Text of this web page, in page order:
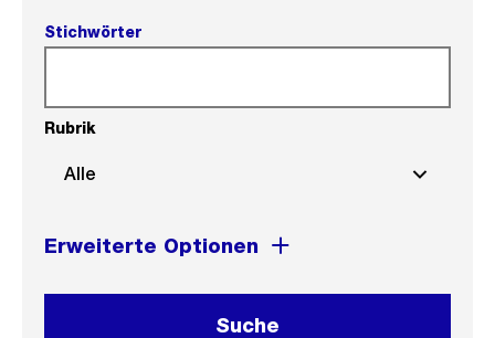
Stichwörter
Rubrik
Alle
Erweiterte Optionen
Suche